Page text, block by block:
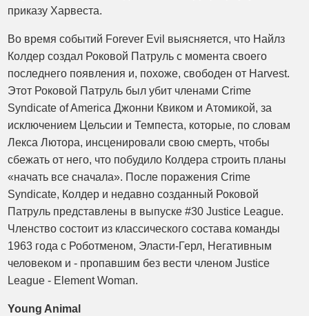
приказу Харвеста.
Во время событий Forever Evil выясняется, что Найлз
Колдер создал Роковой Патруль с момента своего
последнего появления и, похоже, свободен от Harvest.
Этот Роковой Патруль был убит членами Crime
Syndicate of America Джонни Квиком и Атомикой, за
исключением Цельсии и Темпеста, которые, по словам
Лекса Лютора, инсценировали свою смерть, чтобы
сбежать от него, что побудило Колдера строить планы
«начать все сначала». После поражения Crime
Syndicate, Колдер и недавно созданный Роковой
Патруль представлены в выпуске #30 Justice League.
Членство состоит из классического состава команды
1963 года с Роботменом, Эласти-Герл, Негативным
человеком и - пропавшим без вести членом Justice
League - Element Woman.
Young Animal